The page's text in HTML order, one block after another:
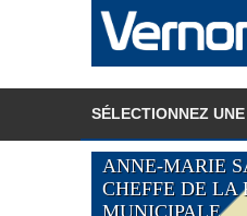
ANNE-MARIE
CHEFFE DE LA